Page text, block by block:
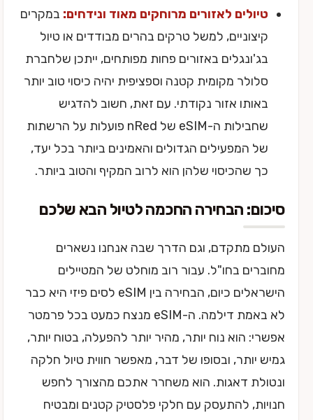
טיולים לאזורים מרוחקים מאוד ונידחים: במקרים
קיצוניים, למשל טרקים בהרים מבודדים או טיול
בג'ונגלים באזורים פחות מפותחים, ייתכן שלחברת
סלולר מקומית קטנה וספציפית יהיה כיסוי טוב יותר
באותו אזור נקודתי. עם זאת, חשוב להדגיש
שחבילות ה-eSIM של nRed פועלות על הרשתות
של המפעילים הגדולים והאמינים ביותר בכל יעד,
כך שהכיסוי שלהן הוא לרוב המקיף והטוב ביותר.
סיכום: הבחירה החכמה לטיול הבא שלכם
העולם מתקדם, וגם הדרך שבה אנחנו נשארים
מחוברים בחו"ל. עבור רוב מוחלט של המטיילים
הישראלים כיום, הבחירה בין eSIM לסים פיזי היא כבר
לא באמת דילמה. ה-eSIM מנצח כמעט בכל פרמטר
אפשרי: הוא נוח יותר, מהיר יותר להפעלה, בטוח יותר,
גמיש יותר, ובסופו של דבר, מאפשר חווית טיול חלקה
ונטולת דאגות. הוא משחרר אתכם מהצורך לחפש
חנויות, להתעסק עם חלקי פלסטיק קטנים ומבטיח